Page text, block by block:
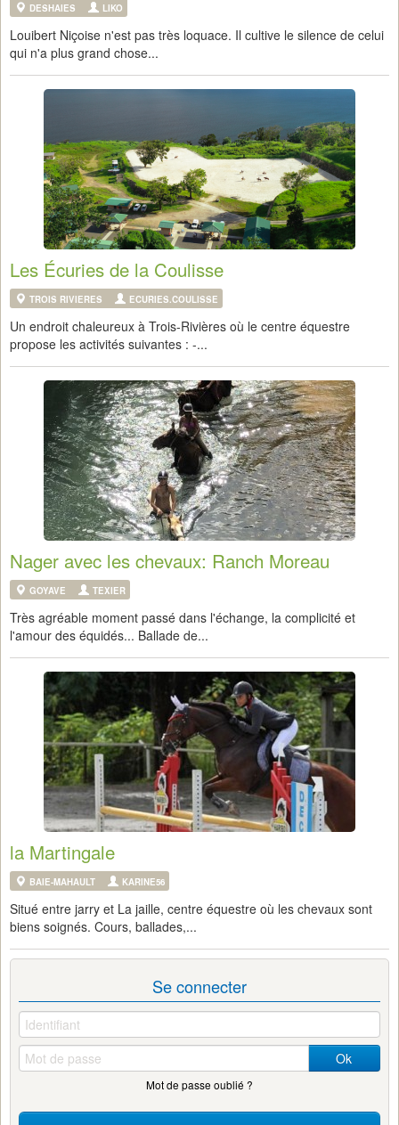
DESHAIES LIKO
Louibert Niçoise n'est pas très loquace. Il cultive le silence de celui
qui n'a plus grand chose...
Les Écuries de la Coulisse
TROIS RIVIERES ECURIES.COULISSE
Un endroit chaleureux à Trois-Rivières où le centre équestre
propose les activités suivantes : -...
Nager avec les chevaux: Ranch Moreau
GOYAVE TEXIER
Très agréable moment passé dans l'échange, la complicité et
l'amour des équidés... Ballade de...
la Martingale
BAIE-MAHAULT KARINE56
Situé entre jarry et La jaille, centre équestre où les chevaux sont
biens soignés. Cours, ballades,...
Se connecter
Ok
Mot de passe oublié ?